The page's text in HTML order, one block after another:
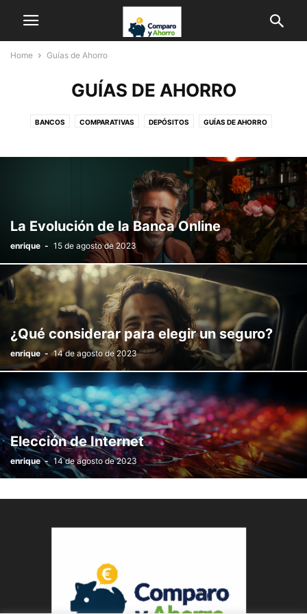
Home Guías de Ahorro
GUÍAS DE AHORRO
BANCOS COMPARATIVAS DEPÓSITOS GUÍAS DE AHORRO
SEGUROS TELEFONÍA E INTERNET VEHÍCULOS
La Evolución de la Banca Online
enrique - 15 de agosto de 2023
¿Qué considerar para elegir un seguro?
enrique - 14 de agosto de 2023
Elección de Internet
enrique - 14 de agosto de 2023